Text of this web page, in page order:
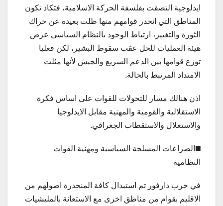
ايدلوجية التصقت بفلسفة الحركة الاسلامية، فتكاد تكون
المناطق التي انحدر قوامهم منها ظلت بعيدة عن حراك
الثورة والتغيير، ارتباط الوجود بالنظام السياسي عرض
هيئة العمليات للحل عقب سقوط البشير، لكن فعليا
توزع قوامها بين الدعم السريع والجيش لأنها مثلت
الامتداد المرتبط بالحالة.
اذن هنالك مسار للتحولات للقوات على اساس فكرة
الاستقلالية والقومية والمهنية مقابل الايدلوجيا
والاستغلال والاستقطاب الجغرافي.
◼️الصراعات المسلحة السياسية ومهنية القوات
النظامية
في حرب دارفور تم استبدال كافة المنحدرة اصولهم من
الاقليم بقوام من مناطق اخرى مع الاستعانة بالمليشيات